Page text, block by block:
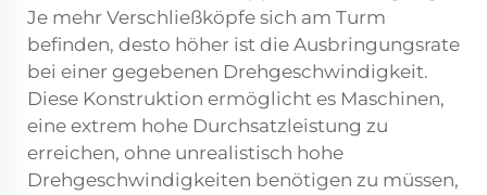
Je mehr Verschließköpfe sich am Turm
befinden, desto höher ist die Ausbringungsrate
bei einer gegebenen Drehgeschwindigkeit.
Diese Konstruktion ermöglicht es Maschinen,
eine extrem hohe Durchsatzleistung zu
erreichen, ohne unrealistisch hohe
Drehgeschwindigkeiten benötigen zu müssen,